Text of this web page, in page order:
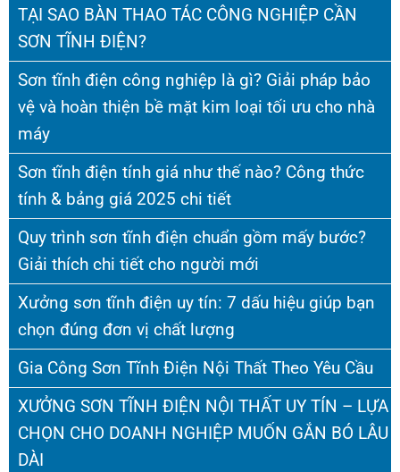
TẠI SAO BÀN THAO TÁC CÔNG NGHIỆP CẦN
SƠN TĨNH ĐIỆN?
Sơn tĩnh điện công nghiệp là gì? Giải pháp bảo
vệ và hoàn thiện bề mặt kim loại tối ưu cho nhà
máy
Sơn tĩnh điện tính giá như thế nào? Công thức
tính & bảng giá 2025 chi tiết
Quy trình sơn tĩnh điện chuẩn gồm mấy bước?
Giải thích chi tiết cho người mới
Xưởng sơn tĩnh điện uy tín: 7 dấu hiệu giúp bạn
chọn đúng đơn vị chất lượng
Gia Công Sơn Tĩnh Điện Nội Thất Theo Yêu Cầu
XƯỞNG SƠN TĨNH ĐIỆN NỘI THẤT UY TÍN – LỰA
CHỌN CHO DOANH NGHIỆP MUỐN GẮN BÓ LÂU
DÀI